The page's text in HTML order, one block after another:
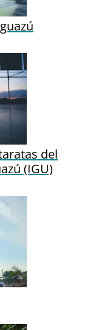
del
(IGU)